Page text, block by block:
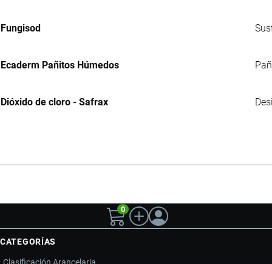
Fungisod
Ecaderm Pañitos Húmedos
Dióxido de cloro - Safrax
0
CATEGORÍAS